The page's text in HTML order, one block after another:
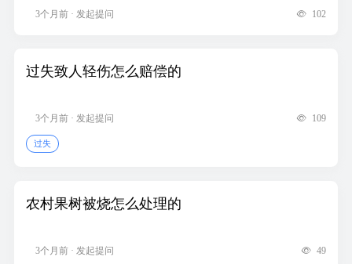
3个月前 · 发起提问 102
过失致人轻伤怎么赔偿的
3个月前 · 发起提问 109
过失
农村果树被烧怎么处理的
3个月前 · 发起提问 49